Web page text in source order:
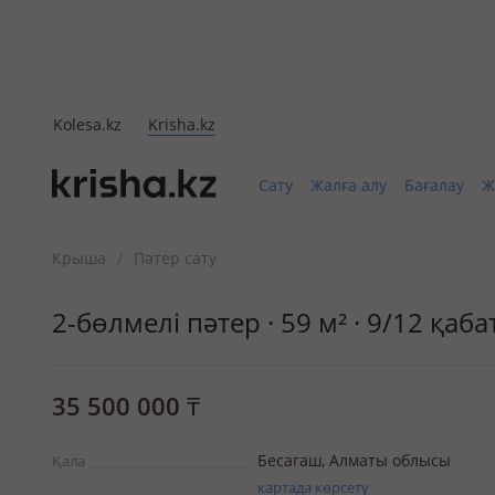
Kolesa.kz Krisha.kz
Сату Жалға алу Бағалау
Крыша / Пәтер сату
2-бөлмелі пәтер · 59 м² · 9/12
35 500 000 ₸
Қала Бесагаш, Алматы облысы
картада көрсету